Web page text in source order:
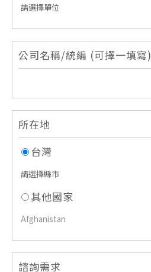
公司名稱/統編 (可擇一填寫)
所在地
台灣
其他國家
諮詢需求